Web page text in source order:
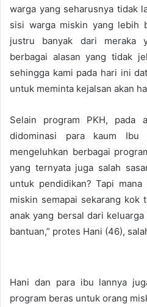
warga yang seharusnya tidak
sisi warga miskin yang lebih
justru banyak dari meraka
berbagai alasan yang tidak
sehingga kami pada hari ini
untuk meminta kejalsan akan
Selain program PKH, pada
didominasi para kaum
mengeluhkan berbagai
yang ternyata juga salah
untuk pendidikan? Tapi
miskin semapai sekarang kok
anak yang bersal dari
bantuan,” protes Hani (46),
Hani dan para ibu lannya
program beras untuk orang